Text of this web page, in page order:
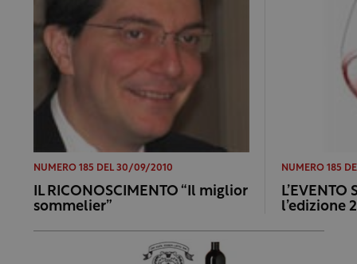
NUMERO 185 DEL 30/09/2010
IL RICONOSCIMENTO “Il miglior
sommelier”
NUMERO 185
l’edizione